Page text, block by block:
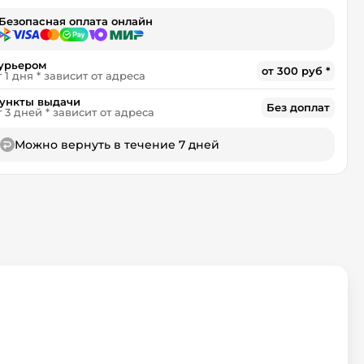
Безопасная оплата онлайн
1 дня * зависит от адреса
от 300 руб *
выдачи
3 дней * зависит от адреса
Без доплат
Можно вернуть в течение 7 дней